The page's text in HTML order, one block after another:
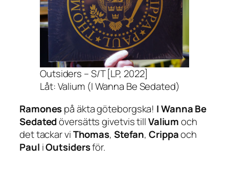
Outsiders – S/T [LP, 2022]
Låt: Valium (I Wanna Be Sedated)
Ramonespå äkta göteborgska! I Wanna Be
Sedatedöversätts givetvis tillValiumoch
det tackar viThomas, Stefan,Crippaoch
Paul iOutsidersför.